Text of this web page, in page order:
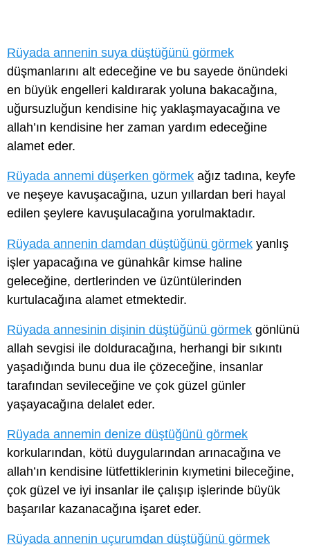
Rüyada annenin suya düştüğünü görmek
düşmanlarını alt edeceğine ve bu sayede önündeki
en büyük engelleri kaldırarak yoluna bakacağına,
uğursuzluğun kendisine hiç yaklaşmayacağına ve
allah’ın kendisine her zaman yardım edeceğine
alamet eder.
Rüyada annemi düşerken görmek ağız tadına, keyfe
ve neşeye kavuşacağına, uzun yıllardan beri hayal
edilen şeylere kavuşulacağına yorulmaktadır.
Rüyada annenin damdan düştüğünü görmek yanlış
işler yapacağına ve günahkâr kimse haline
geleceğine, dertlerinden ve üzüntülerinden
kurtulacağına alamet etmektedir.
Rüyada annesinin dişinin düştüğünü görmek gönlünü
allah sevgisi ile dolduracağına, herhangi bir sıkıntı
yaşadığında bunu dua ile çözeceğine, insanlar
tarafından sevileceğine ve çok güzel günler
yaşayacağına delalet eder.
Rüyada annemin denize düştüğünü görmek
korkularından, kötü duygularından arınacağına ve
allah’ın kendisine lütfettiklerinin kıymetini bileceğine,
çok güzel ve iyi insanlar ile çalışıp işlerinde büyük
başarılar kazanacağına işaret eder.
Rüyada annenin uçurumdan düştüğünü görmek